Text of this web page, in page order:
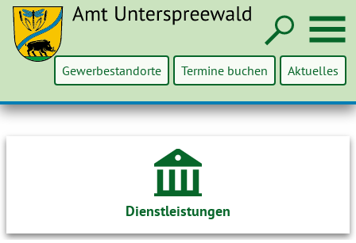
Gewerbestandorte Termine buchen Aktuelles
Dienstleistungen